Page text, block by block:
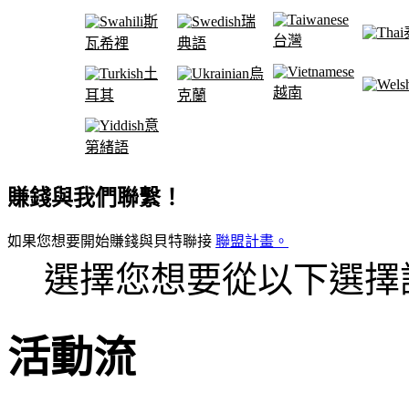
斯
瓦希裡
瑞
典語
台灣
土
耳其
烏
克蘭
越南
意
第緒語
賺錢與我們聯繫！
如果您想要開始賺錢與貝特聯接 聯盟計畫。
選擇您想要從以下選
活動流